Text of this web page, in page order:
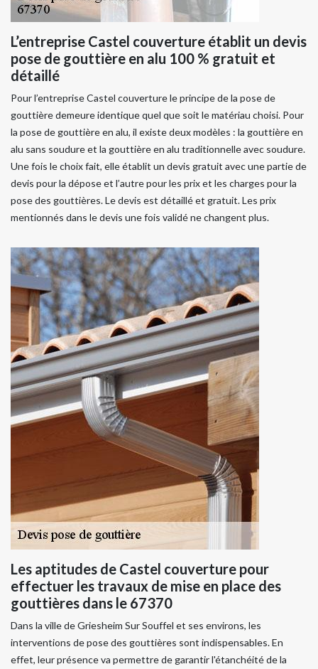
L’entreprise Castel couverture établit un devis
pose de gouttière en alu 100 % gratuit et
détaillé
Pour l’entreprise Castel couverture le principe de la pose de
gouttière demeure identique quel que soit le matériau choisi. Pour
la pose de gouttière en alu, il existe deux modèles : la gouttière en
alu sans soudure et la gouttière en alu traditionnelle avec soudure.
Une fois le choix fait, elle établit un devis gratuit avec une partie de
devis pour la dépose et l’autre pour les prix et les charges pour la
pose des gouttières. Le devis est détaillé et gratuit. Les prix
mentionnés dans le devis une fois validé ne changent plus.
Les aptitudes de Castel couverture pour
effectuer les travaux de mise en place des
gouttières dans le 67370
Dans la ville de Griesheim Sur Souffel et ses environs, les
interventions de pose des gouttières sont indispensables. En
effet, leur présence va permettre de garantir l'étanchéité de la